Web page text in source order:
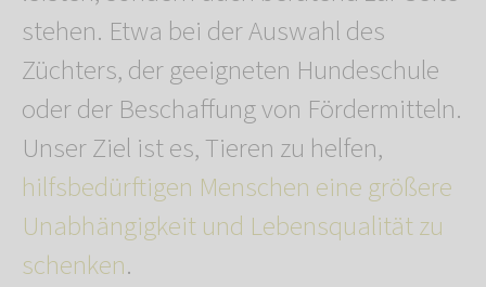
stehen. Etwa bei der Auswahl des
Züchters, der geeigneten Hundeschule
oder der Beschaffung von Fördermitteln.
Unser Ziel ist es, Tieren zu helfen,
hilfsbedürftigen Menschen eine größere
Unabhängigkeit und Lebensqualität zu
schenken.